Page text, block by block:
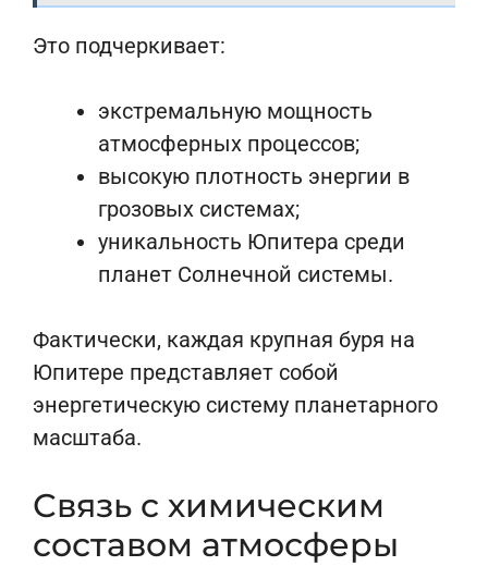
Это подчеркивает:
экстремальную мощность
атмосферных процессов;
высокую плотность энергии в
грозовых системах;
уникальность Юпитера среди
планет Солнечной системы.
Фактически, каждая крупная буря на
Юпитере представляет собой
энергетическую систему планетарного
масштаба.
Связь с химическим
составом атмосферы